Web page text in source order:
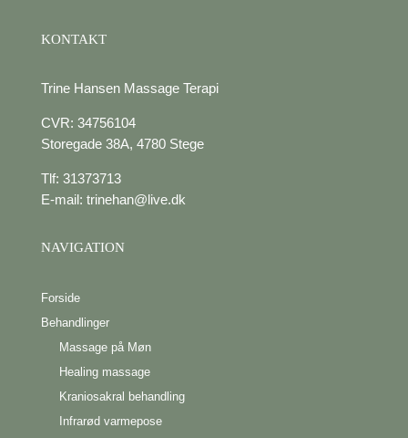
KONTAKT
Trine Hansen Massage Terapi
CVR: 34756104
Storegade 38A, 4780 Stege
Tlf: 31373713
E-mail: trinehan@live.dk
NAVIGATION
Forside
Behandlinger
Massage på Møn
Healing massage
Kraniosakral behandling
Infrarød varmepose